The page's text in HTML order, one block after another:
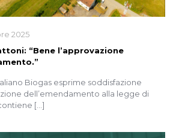
2025
“Bene l’approvazione
Biogas esprime soddisfazione
dell’emendamento alla legge di
[…]